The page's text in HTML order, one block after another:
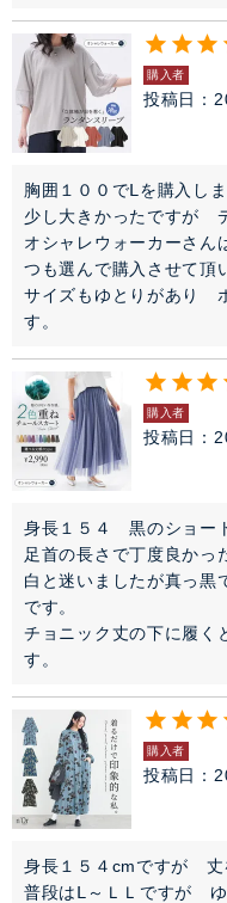
購入者
投稿日
胸囲１００でⅬを購入し
少し大きかったですが　
オシャレウォーカーさん
つも選んで購入させて頂
サイズもゆとりがあり　
購入者
投稿日
身長１５４　黒のショー
足首の長さで丁度良かっ
白と迷いましたが真っ黒
です。
チョニック丈の下に履く
購入者
投稿日
身長１５４cmですが　丈
普段はⅬ～ＬＬですが　